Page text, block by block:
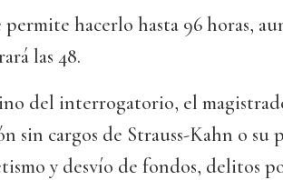
permite hacerlo hasta 96 horas,
las 48.
del interrogatorio, el
sin cargos de Strauss-Kahn o su
y desvío de fondos, delitos